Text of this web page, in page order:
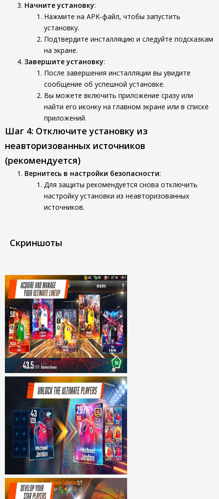
Начните установку:
Нажмите на APK-файл, чтобы запустить
установку.
Подтвердите инсталляцию и следуйте подсказкам
на экране.
Завершите установку:
После завершения инсталляции вы увидите
сообщение об успешной установке.
Вы можете включить приложение сразу или
найти его иконку на главном экране или в списке
приложений.
Шаг 4: Отключите установку из
неавторизованных источников
(рекомендуется)
Вернитесь в настройки безопасности:
Для защиты рекомендуется снова отключить
настройку установки из неавторизованных
источников.
Скриншоты